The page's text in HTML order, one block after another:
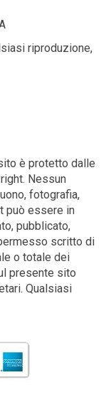
riproduzione,
è protetto dalle
Nessun
fotografia,
può essere in
pubblicato,
scritto di
o totale dei
presente sito
Qualsiasi